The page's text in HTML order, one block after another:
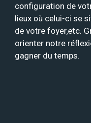
configuration de
lieux où celui-ci se
de votre foyer,etc.
orienter notre
gagner du temps.